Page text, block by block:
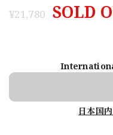
¥21,780 SOLD
日本国